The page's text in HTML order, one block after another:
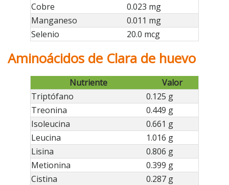
Cobre
0.023 mg
Manganeso
0.011 mg
Selenio
20.0 mcg
Aminoácidos de Clara de huevo
Nutriente
Valor
Triptófano
0.125 g
Treonina
0.449 g
Isoleucina
0.661 g
Leucina
1.016 g
Lisina
0.806 g
Metionina
0.399 g
Cistina
0.287 g